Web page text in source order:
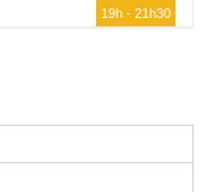
19h - 21h30